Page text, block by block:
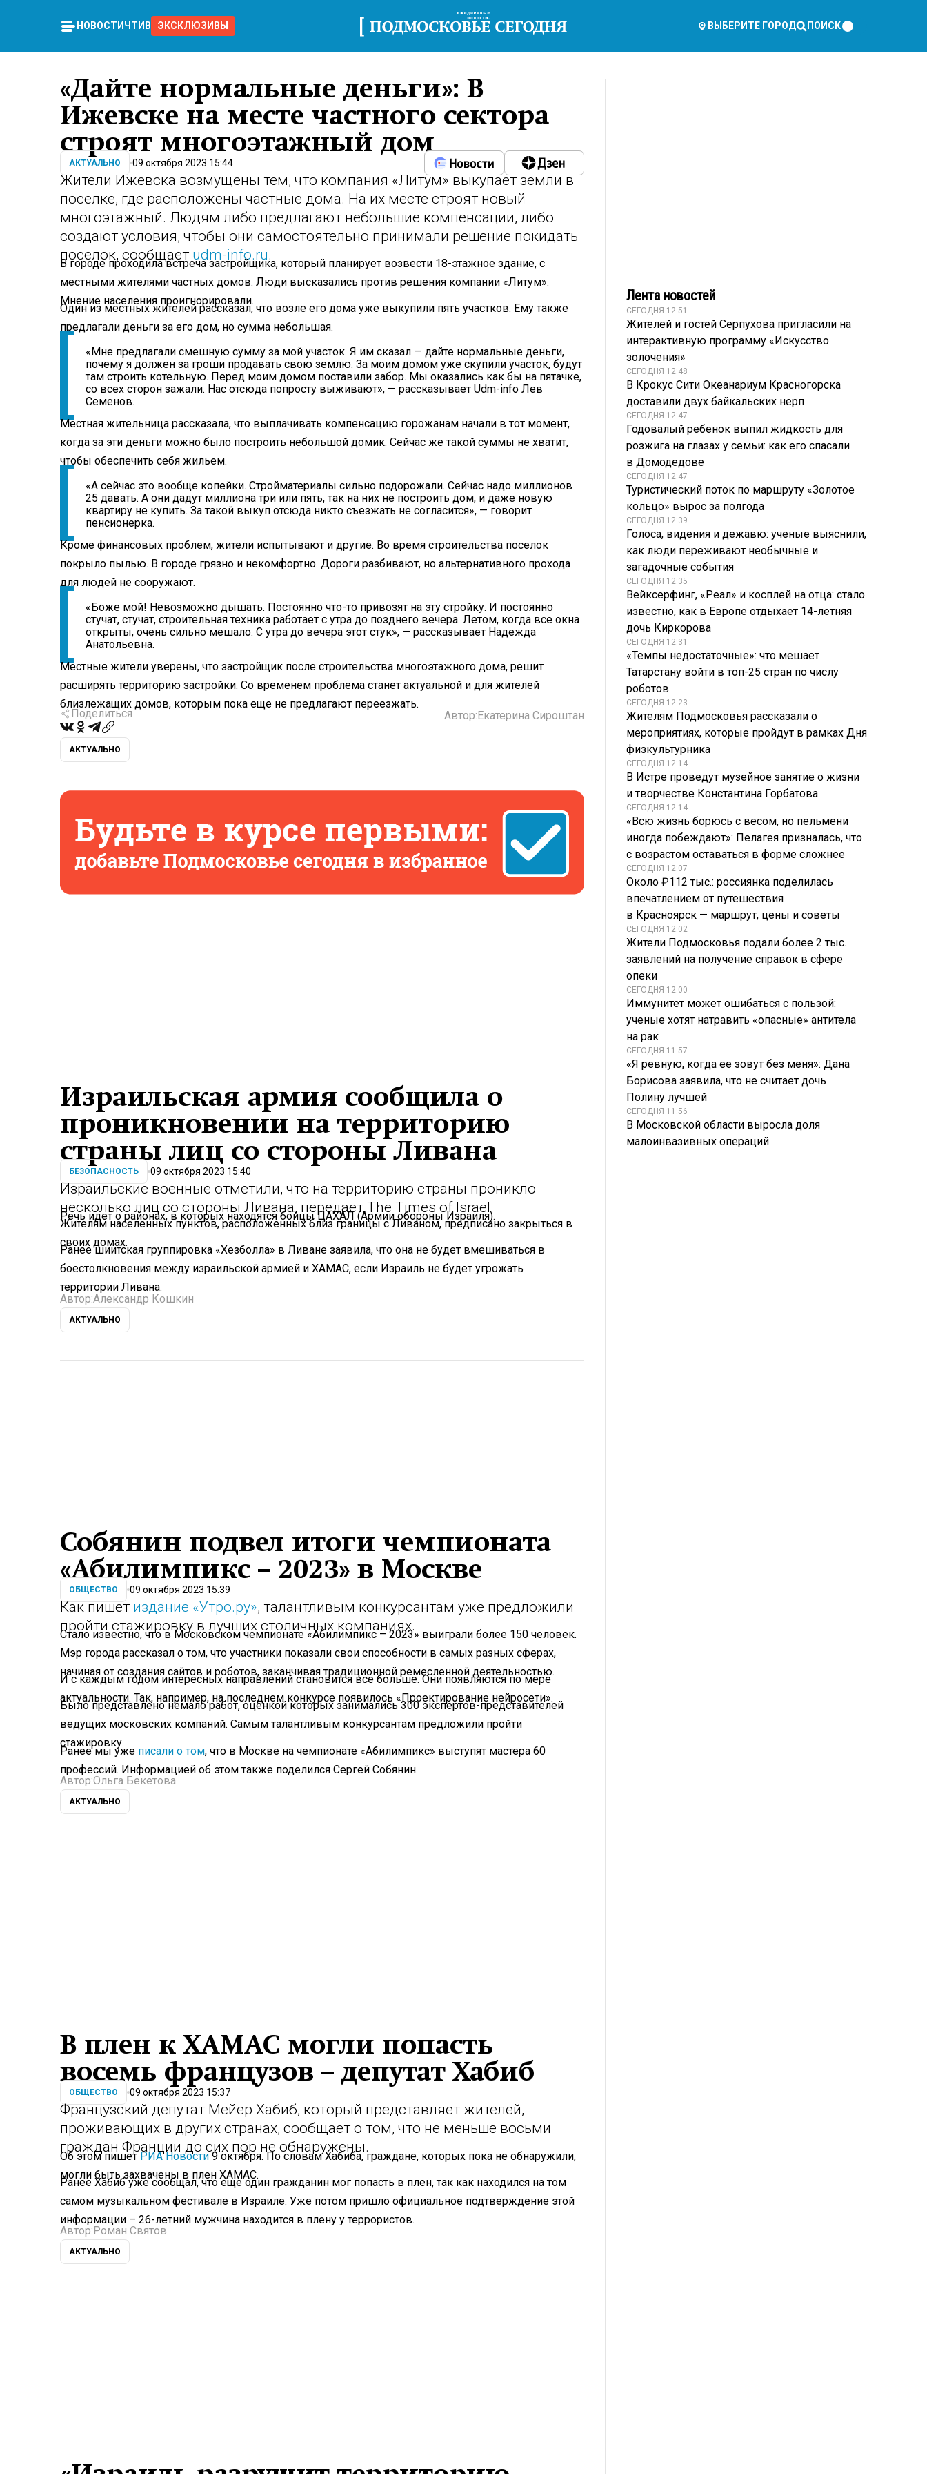
НОВОСТИ ЧТИВО ЭКСКЛЮЗИВЫ ВЫБЕРИТЕ ГОРОД ПОИСК
«Дайте нормальные деньги»: В
Ижевске на месте частного сектора
строят многоэтажный дом
АКТУАЛЬНО 09 октября 2023 15:44
Жители Ижевска возмущены тем, что компания «Литум» выкупает земли в
поселке, где расположены частные дома. На их месте строят новый
многоэтажный. Людям либо предлагают небольшие компенсации, либо
создают условия, чтобы они самостоятельно принимали решение покидать
поселок, сообщает udm-info.ru.
В городе проходила встреча застройщика, который планирует возвести 18-этажное здание, с
местными жителями частных домов. Люди высказались против решения компании «Литум».
Мнение населения проигнорировали.
Один из местных жителей рассказал, что возле его дома уже выкупили пять участков. Ему также
предлагали деньги за его дом, но сумма небольшая.
«Мне предлагали смешную сумму за мой участок. Я им сказал — дайте нормальные деньги,
почему я должен за гроши продавать свою землю. За моим домом уже скупили участок, будут
там строить котельную. Перед моим домом поставили забор. Мы оказались как бы на пятачке,
со всех сторон зажали. Нас отсюда попросту выживают», — рассказывает Udm-info Лев
Семенов.
Местная жительница рассказала, что выплачивать компенсацию горожанам начали в тот момент,
когда за эти деньги можно было построить небольшой домик. Сейчас же такой суммы не хватит,
чтобы обеспечить себя жильем.
«А сейчас это вообще копейки. Стройматериалы сильно подорожали. Сейчас надо миллионов
25 давать. А они дадут миллиона три или пять, так на них не построить дом, и даже новую
квартиру не купить. За такой выкуп отсюда никто съезжать не согласится», — говорит
пенсионерка.
Кроме финансовых проблем, жители испытывают и другие. Во время строительства поселок
покрыло пылью. В городе грязно и некомфортно. Дороги разбивают, но альтернативного прохода
для людей не сооружают.
«Боже мой! Невозможно дышать. Постоянно что-то привозят на эту стройку. И постоянно
стучат, стучат, строительная техника работает с утра до позднего вечера. Летом, когда все окна
открыты, очень сильно мешало. С утра до вечера этот стук», — рассказывает Надежда
Анатольевна.
Местные жители уверены, что застройщик после строительства многоэтажного дома, решит
расширять территорию застройки. Со временем проблема станет актуальной и для жителей
близлежащих домов, которым пока еще не предлагают переезжать.
Поделиться Автор:Екатерина Сироштан
АКТУАЛЬНО
Израильская армия сообщила о
проникновении на территорию
страны лиц со стороны Ливана
БЕЗОПАСНОСТЬ 09 октября 2023 15:40
Израильские военные отметили, что на территорию страны проникло
несколько лиц со стороны Ливана, передает The Times of Israel.
Речь идет о районах, в которых находятся бойцы ЦАХАЛ (Армии обороны Израиля).
Жителям населенных пунктов, расположенных близ границы с Ливаном, предписано закрыться в
своих домах.
Ранее шиитская группировка «Хезболла» в Ливане заявила, что она не будет вмешиваться в
боестолкновения между израильской армией и ХАМАС, если Израиль не будет угрожать
территории Ливана.
Автор:Александр Кошкин
АКТУАЛЬНО
Собянин подвел итоги чемпионата
«Абилимпикс – 2023» в Москве
ОБЩЕСТВО 09 октября 2023 15:39
Как пишет издание «Утро.ру», талантливым конкурсантам уже предложили
пройти стажировку в лучших столичных компаниях.
Стало известно, что в Московском чемпионате «Абилимпикс – 2023» выиграли более 150 человек.
Мэр города рассказал о том, что участники показали свои способности в самых разных сферах,
начиная от создания сайтов и роботов, заканчивая традиционной ремесленной деятельностью.
И с каждым годом интересных направлений становится все больше. Они появляются по мере
актуальности. Так, например, на последнем конкурсе появилось «Проектирование нейросети».
Было представлено немало работ, оценкой которых занимались 300 экспертов-представителей
ведущих московских компаний. Самым талантливым конкурсантам предложили пройти
стажировку.
Ранее мы уже писали о том, что в Москве на чемпионате «Абилимпикс» выступят мастера 60
профессий. Информацией об этом также поделился Сергей Собянин.
Автор:Ольга Бекетова
АКТУАЛЬНО
В плен к ХАМАС могли попасть
восемь французов – депутат Хабиб
ОБЩЕСТВО 09 октября 2023 15:37
Французский депутат Мейер Хабиб, который представляет жителей,
проживающих в других странах, сообщает о том, что не меньше восьми
граждан Франции до сих пор не обнаружены.
Об этом пишетРИА Новости9 октября. По словам Хабиба, граждане, которых пока не обнаружили,
могли быть захвачены в плен ХАМАС.
Ранее Хабиб уже сообщал, что еще один гражданин мог попасть в плен, так как находился на том
самом музыкальном фестивале в Израиле. Уже потом пришло официальное подтверждение этой
информации – 26-летний мужчина находится в плену у террористов.
Автор: Роман Святов
АКТУАЛЬНО
Лента новостей
СЕГОДНЯ 12:51
Жителей и гостей Серпухова пригласили на
интерактивную программу «Искусство
золочения»
СЕГОДНЯ 12:48
В Крокус Сити Океанариум Красногорска
доставили двух байкальских нерп
СЕГОДНЯ 12:47
Годовалый ребенок выпил жидкость для
розжига на глазах у семьи: как его спасали
в Домодедове
СЕГОДНЯ 12:47
Туристический поток по маршруту «Золотое
кольцо» вырос за полгода
СЕГОДНЯ 12:39
Голоса, видения и дежавю: ученые выяснили,
как люди переживают необычные и
загадочные события
СЕГОДНЯ 12:35
Вейксерфинг, «Реал» и косплей на отца: стало
известно, как в Европе отдыхает 14-летняя
дочь Киркорова
СЕГОДНЯ 12:31
«Темпы недостаточные»: что мешает
Татарстану войти в топ-25 стран по числу
роботов
СЕГОДНЯ 12:23
Жителям Подмосковья рассказали о
мероприятиях, которые пройдут в рамках Дня
физкультурника
СЕГОДНЯ 12:14
В Истре проведут музейное занятие о жизни
и творчестве Константина Горбатова
СЕГОДНЯ 12:14
«Всю жизнь борюсь с весом, но пельмени
иногда побеждают»: Пелагея призналась, что
с возрастом оставаться в форме сложнее
СЕГОДНЯ 12:07
Около ₽112 тыс.: россиянка поделилась
впечатлением от путешествия
в Красноярск — маршрут, цены и советы
СЕГОДНЯ 12:02
Жители Подмосковья подали более 2 тыс.
заявлений на получение справок в сфере
опеки
СЕГОДНЯ 12:00
Иммунитет может ошибаться с пользой:
ученые хотят натравить «опасные» антитела
на рак
СЕГОДНЯ 11:57
«Я ревную, когда ее зовут без меня»: Дана
Борисова заявила, что не считает дочь
Полину лучшей
СЕГОДНЯ 11:56
В Московской области выросла доля
малоинвазивных операций